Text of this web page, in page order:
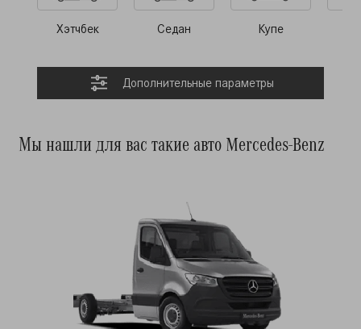
Хэтчбек Седан Купе
Дополнительные параметры
Мы нашли для вас такие авто Mercedes-Benz